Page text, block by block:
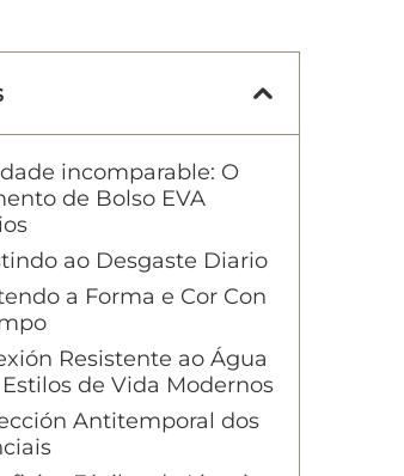
incomparable: O
de Bolso EVA
ao Desgaste Diario
a Forma e Cor Con
Resistente ao Água
de Vida Modernos
Antitemporal dos